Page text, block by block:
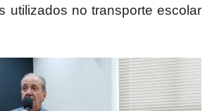
utilizados no transporte escolar